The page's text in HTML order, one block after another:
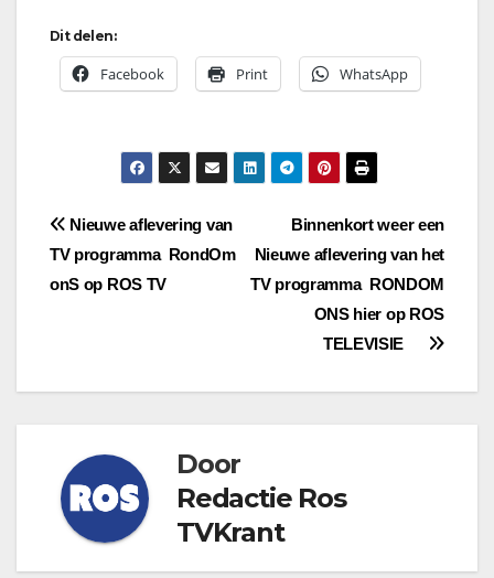
Dit delen:
Facebook Print WhatsApp
Bericht
navigatie
Binnenkort weer een
Nieuwe aflevering van het
TV programma RONDOM
ONS hier op ROS
TELEVISIE
Nieuwe aflevering van
TV programma RondOm
onS op ROS TV
Door
Redactie Ros
TVKrant